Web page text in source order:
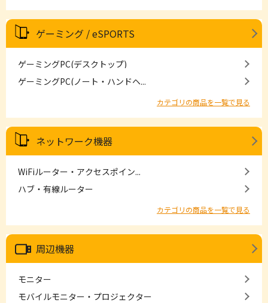
ゲーミング / eSPORTS
ゲーミングPC(デスクトップ)
ゲーミングPC(ノート・ハンドヘ...
カテゴリの商品を一覧で見る
ネットワーク機器
WiFiルーター・アクセスポイン...
ハブ・有線ルーター
カテゴリの商品を一覧で見る
周辺機器
モニター
モバイルモニター・プロジェクター